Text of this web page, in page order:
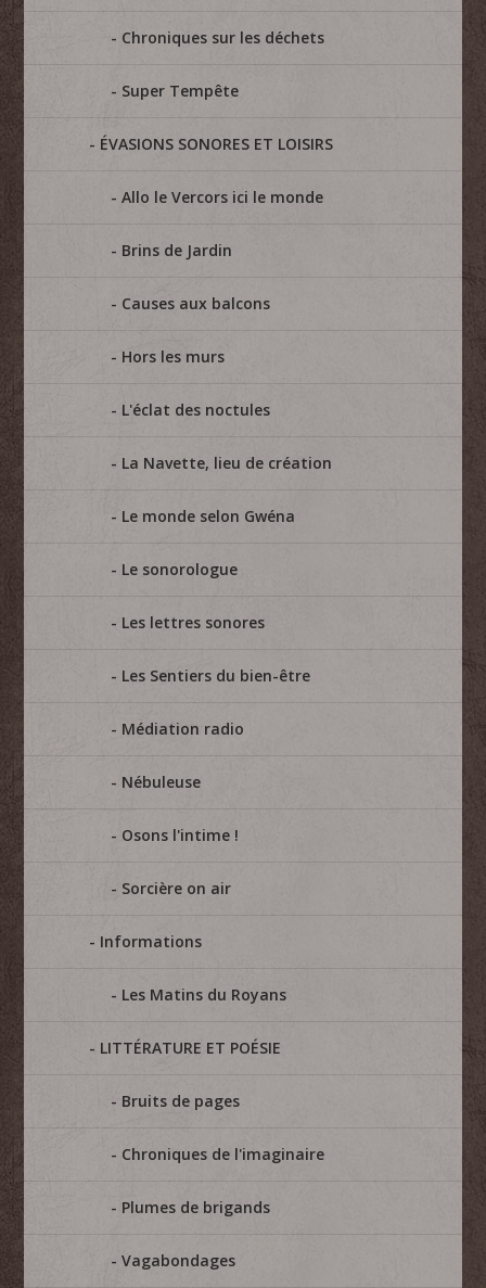
Chroniques sur les déchets
Super Tempête
ÉVASIONS SONORES ET LOISIRS
Allo le Vercors ici le monde
Brins de Jardin
Causes aux balcons
Hors les murs
L'éclat des noctules
La Navette, lieu de création
Le monde selon Gwéna
Le sonorologue
Les lettres sonores
Les Sentiers du bien-être
Médiation radio
Nébuleuse
Osons l'intime !
Sorcière on air
Informations
Les Matins du Royans
LITTÉRATURE ET POÉSIE
Bruits de pages
Chroniques de l'imaginaire
Plumes de brigands
Vagabondages